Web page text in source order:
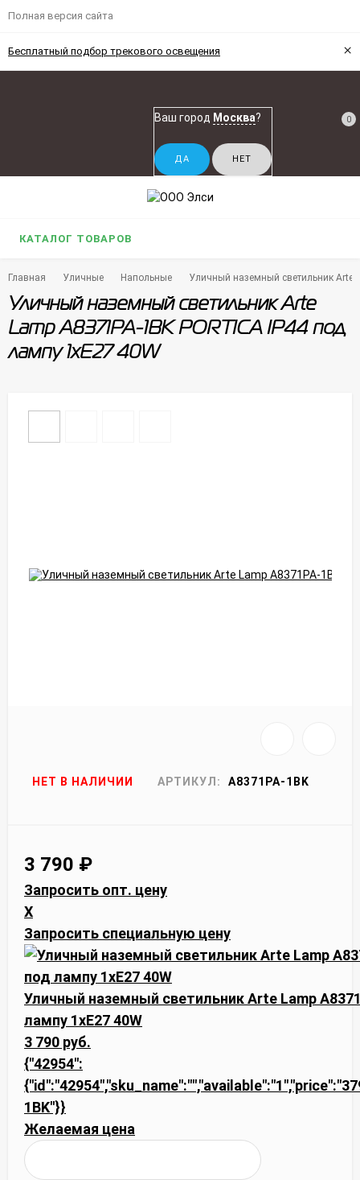
Полная версия сайта
Бесплатный подбор трекового освещения ×
Ваш город Москва? 0
КАТАЛОГ ТОВАРОВ
Главная Уличные Напольные Уличный наземный светильник Arte
Уличный наземный светильник Arte
Lamp A8371PA-1BK PORTICA IP44 под
лампу 1xE27 40W
НЕТ В НАЛИЧИИ АРТИКУЛ: A8371PA-1BK
3 790 ₽
Запросить опт. цену
X
Запросить специальную цену
Уличный наземный светильник Arte Lamp
лампу 1xE27 40W
3 790 руб.
{"42954":
1BK"}}
Желаемая цена